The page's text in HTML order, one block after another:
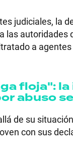
judiciales, la
las autoridades
a
floja":
abuso
de su
con sus